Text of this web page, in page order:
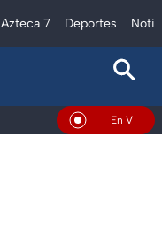
Azteca 7 Deportes
En Vivo